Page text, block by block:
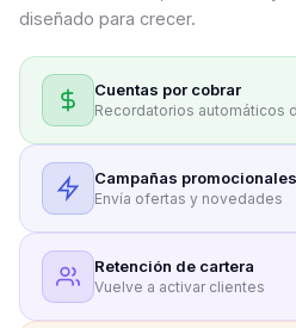
diseñado para crecer.
Cuentas por cobrar
Recordatorios automáticos
Campañas promocionales
Envía ofertas y novedades
Retención de cartera
Vuelve a activar clientes